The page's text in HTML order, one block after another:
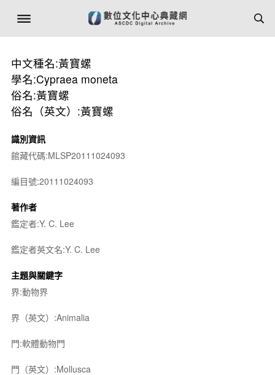
中文種名:黃寶螺
學名:Cypraea moneta
俗名:黃寶螺
俗名（英文）:黃寶螺
識別資訊
館藏代碼:MLSP20111024093
編目號:20111024093
著作者
鑑定者:Y. C. Lee
鑑定者英文名:Y. C. Lee
主題與關鍵字
界:動物界
界（英文）:Animalia
門:軟體動物門
門（英文）:Mollusca